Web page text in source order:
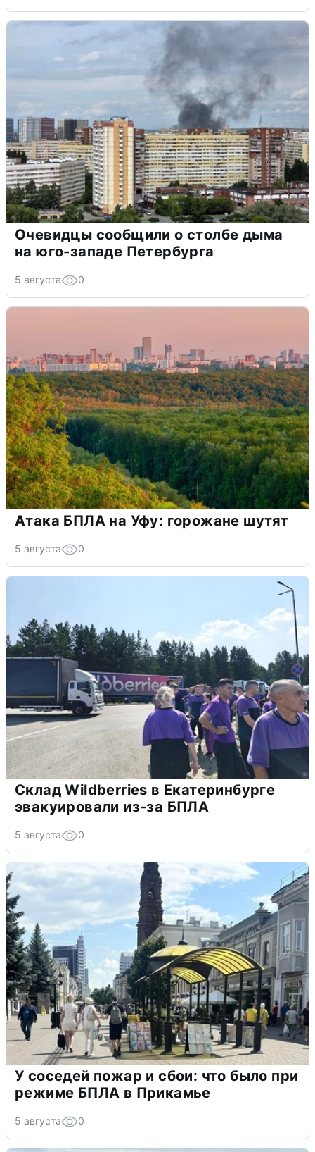
Очевидцы сообщили о столбе дыма
на юго-западе Петербурга
5 августа 0
Атака БПЛА на Уфу: горожане шутят
5 августа 0
Склад Wildberries в Екатеринбурге
эвакуировали из-за БПЛА
5 августа 0
У соседей пожар и сбои: что было при
режиме БПЛА в Прикамье
5 августа 0